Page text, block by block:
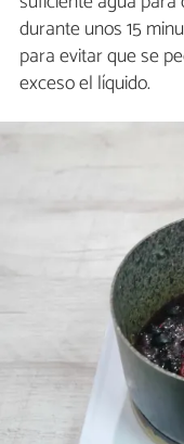
durante unos 15
para evitar que se
exceso el líquido.